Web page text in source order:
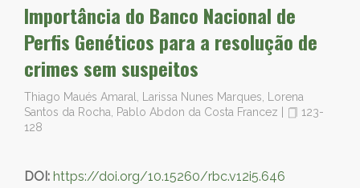
Importância do Banco Nacional de
Perfis Genéticos para a resolução de
crimes sem suspeitos
Thiago Maués Amaral, Larissa Nunes Marques, Lorena
Santos da Rocha, Pablo Abdon da Costa Francez
123-
128
DOI: https://doi.org/10.15260/rbc.v12i5.646